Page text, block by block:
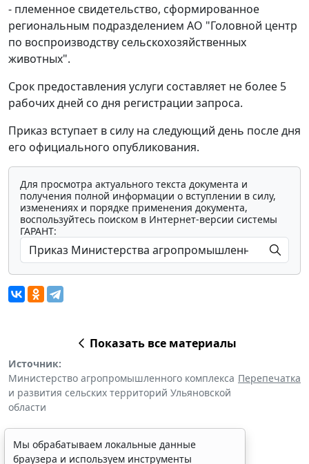
- племенное свидетельство, сформированное
региональным подразделением АО "Головной центр
по воспроизводству сельскохозяйственных
животных".
Срок предоставления услуги составляет не более 5
рабочих дней со дня регистрации запроса.
Приказ вступает в силу на следующий день после дня
его официального опубликования.
Для просмотра актуального текста документа и
получения полной информации о вступлении в силу,
изменениях и порядке применения документа,
воспользуйтесь поиском в Интернет-версии системы
ГАРАНТ:
Показать все материалы
Источник:
Министерство агропромышленного комплекса
и развития сельских территорий Ульяновской
области
Перепечатка
Мы обрабатываем локальные данные
браузера и используем инструменты